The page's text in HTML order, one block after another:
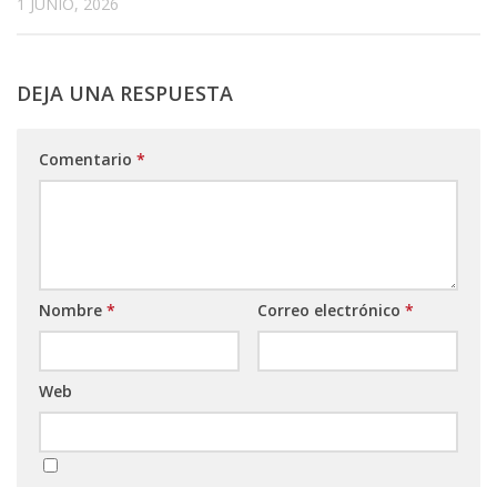
DEJA UNA RESPUESTA
Comentario *
Nombre * Correo electrónico *
Web